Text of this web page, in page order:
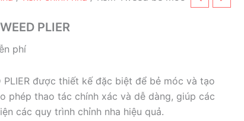
PLIER
phí
PLIER được thiết kế đặc biệt để bẻ móc và tạo
phép thao tác chính xác và dễ dàng, giúp các
các quy trình chỉnh nha hiệu quả.